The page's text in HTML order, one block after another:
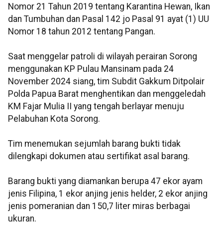
Nomor 21 Tahun 2019 tentang Karantina Hewan, Ikan
dan Tumbuhan dan Pasal 142 jo Pasal 91 ayat (1) UU
Nomor 18 tahun 2012 tentang Pangan.
Saat menggelar patroli di wilayah perairan Sorong
menggunakan KP Pulau Mansinam pada 24
November 2024 siang, tim Subdit Gakkum Ditpolair
Polda Papua Barat menghentikan dan menggeledah
KM Fajar Mulia II yang tengah berlayar menuju
Pelabuhan Kota Sorong.
Tim menemukan sejumlah barang bukti tidak
dilengkapi dokumen atau sertifikat asal barang.
Barang bukti yang diamankan berupa 47 ekor ayam
jenis Filipina, 1 ekor anjing jenis helder, 2 ekor anjing
jenis pomeranian dan 150,7 liter miras berbagai
ukuran.